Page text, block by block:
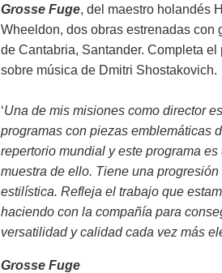
Grosse Fuge, del maestro holandés
Wheeldon, dos obras estrenadas
de Cantabria, Santander. Completa el
sobre música de Dmitri Shostakovich.
‘Una de mis misiones como director
programas con piezas emblemáticas
repertorio mundial y este programa es
muestra de ello. Tiene una
estilística. Refleja el trabajo que
haciendo con la compañía para
versatilidad y calidad cada vez más
Grosse Fuge